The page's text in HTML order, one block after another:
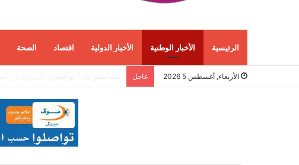
الرئيسية الأخبار الوطنية الأخبار الدولية اقتصاد الصحة
الأربعاء, أغسطس 5 2026 عاجل